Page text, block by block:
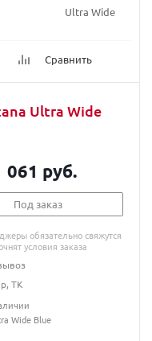
Ultra Wide
Сравнить
Ultra Wide
061 руб.
Под заказ
обязательно свяжутся
условия заказа
ТК
Wide Blue